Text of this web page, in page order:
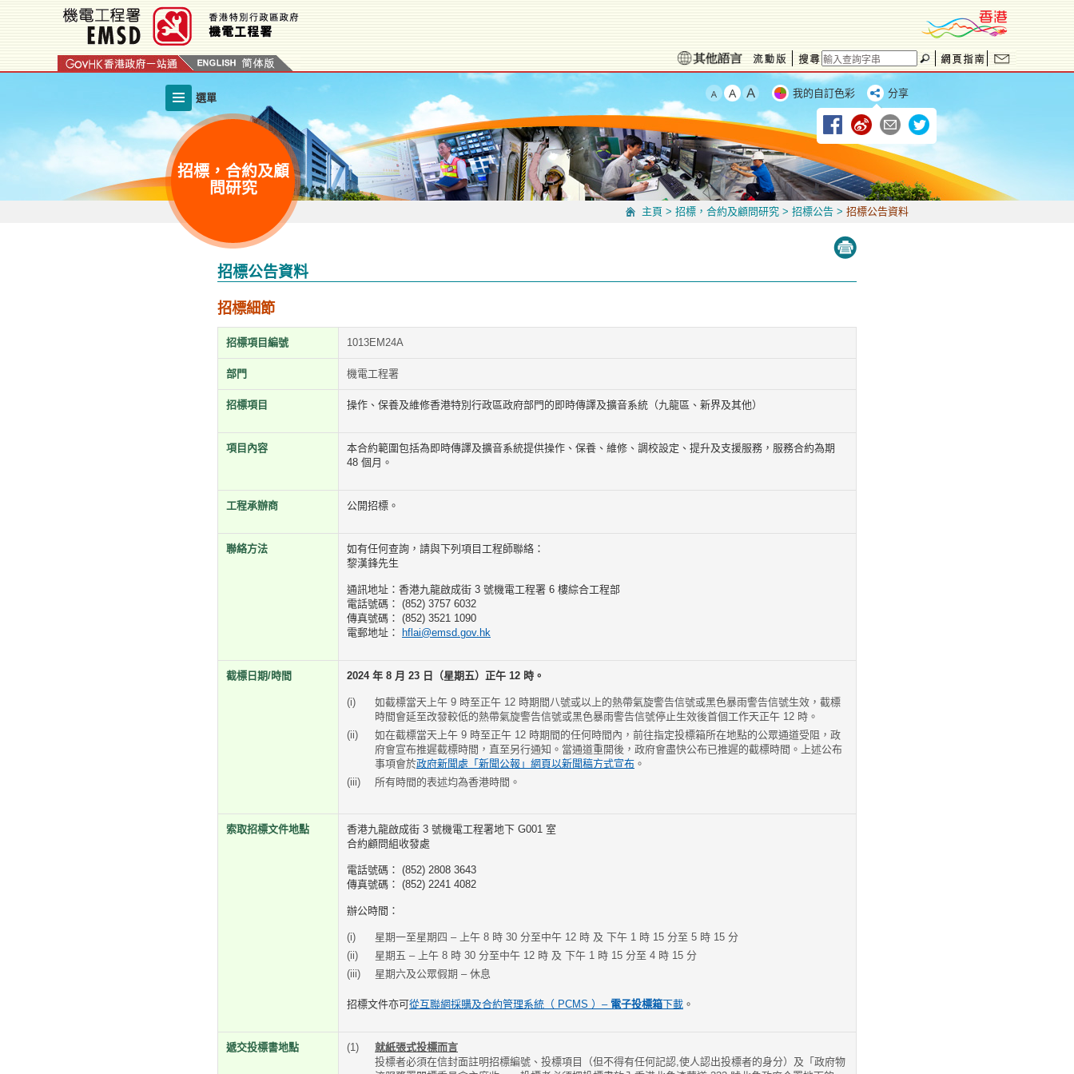
容
選單 我的自訂色彩 分享
招標，合約及顧
問研究
主頁 > 招標，合約及顧問研究 > 招標公告 > 招標公告資料
招標公告資料
招標細節
招標項目編號 1013EM24A
部門 機電工程署
招標項目 操作、保養及維修香港特別行政區政府部門的即時傳譯及擴音系統（九龍區、新界及其他）
項目內容
本合約範圍包括為即時傳譯及擴音系統提供操作、保養、維修、調校設定、提升及支援服務，服務合約為期
48 個月。
工程承辦商 公開招標 。
聯絡方法
如有任何查詢，請與下列項目工程師聯絡：
黎漢鋒先生
通訊地址：香港九龍啟成街 3 號機電工程署 6 樓綜合工程部
電話號碼： (852) 3757 6032
傳真號碼： (852) 3521 1090
電郵地址：
hflai@emsd.gov.hk
截標日期/時間 2024 年 8 月 23 日（星期五）正午 12 時。
如截標當天上午 9 時至正午 12 時期間八號或以上的熱帶氣旋警告信號或黑色暴雨警告信號生效，截標
時間會延至改發較低的熱帶氣旋警告信號或黑色暴雨警告信號停止生效後首個工作天正午 12 時。
如在截標當天上午 9 時至正午 12 時期間的任何時間內，前往指定投標箱所在地點的公眾通道受阻，政
府會宣布推遲截標時間，直至另行通知。當通道重開後，政府會盡快公布已推遲的截標時間。上述公布
事項會於政府新聞處「新聞公報」網頁以新聞稿方式宣布 。
所有時間的表述均為香港時間。
索取招標文件地點
香港九龍啟成街 3 號機電工程署地下 G001 室
合約顧問組收發處
電話號碼： (852) 2808 3643
傳真號碼： (852) 2241 4082
辦公時間：
星期一至星期四 – 上午 8 時 30 分至中午 12 時 及 下午 1 時 15 分至 5 時 15 分
星期五 – 上午 8 時 30 分至中午 12 時 及 下午 1 時 15 分至 4 時 15 分
星期六及公眾假期 – 休息
招標文件亦可從互聯網採購及合約管理系統（ PCMS ）– 電子投標箱下載 。
遞交投標書地點
就紙張式投標而言
投標者必須在信封面註明招標編號、投標項目（但不得有任何記認,使人認出投標者的身分）及「政府物